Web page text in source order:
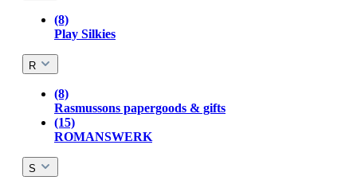
(8)
Play Silkies
R
(8)
Rasmussons papergoods & gifts
(15)
ROMANSWERK
S